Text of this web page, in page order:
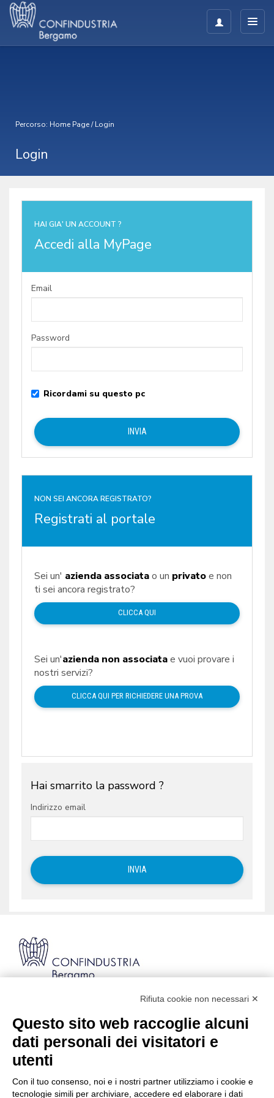
Percorso: Home Page/Login
Login
NON SEI ANCORA REGISTRATO?
Registrati al portale
Sei un' azienda associatao un privatoe non
ti sei ancora registrato?
CLICCA QUI
Sei un'azienda non associatae vuoi provare i
nostri servizi?
CLICCA QUI PER RICHIEDERE UNA PROVA
HAI GIA' UN ACCOUNT ?
Accedi alla MyPage
Email
Password
Ricordami su questo pc
Hai smarrito la password ?
Indirizzo email
Codice Fiscale: 80021750163 | PEC:
info@pec.confindustriabergamo.it
CONFINDUSTRIA BERGAMO
Rifiuta cookie non necessari ✕
Questo sito web raccoglie alcuni
dati personali dei visitatori e
utenti
Con il tuo consenso, noi e i nostri partner utilizziamo i cookie e
tecnologie simili per archiviare, accedere ed elaborare i dati